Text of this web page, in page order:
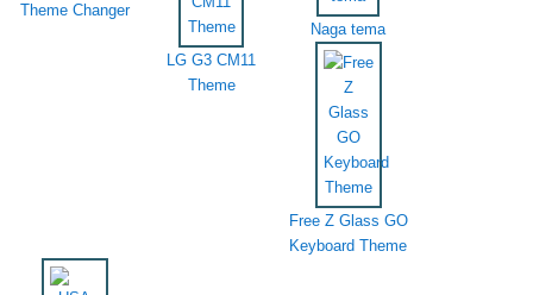
Theme Changer
LG G3 CM11
Theme
Naga tema
Free Z Glass GO
Keyboard Theme